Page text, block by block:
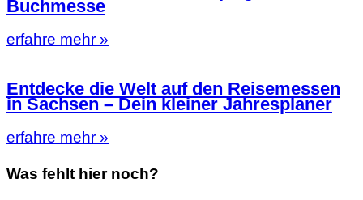
Buchmesse
erfahre mehr »
Entdecke die Welt auf den Reisemessen
in Sachsen – Dein kleiner Jahresplaner
erfahre mehr »
Was fehlt hier noch?